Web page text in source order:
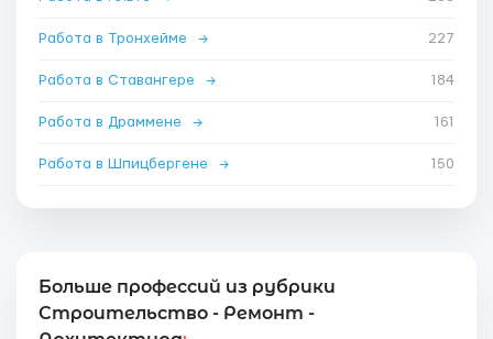
Работа в Тронхейме → 227
Работа в Ставангере → 184
Работа в Драммене → 161
Работа в Шпицбергене → 150
Больше профессий из рубрики
Строительство - Ремонт -